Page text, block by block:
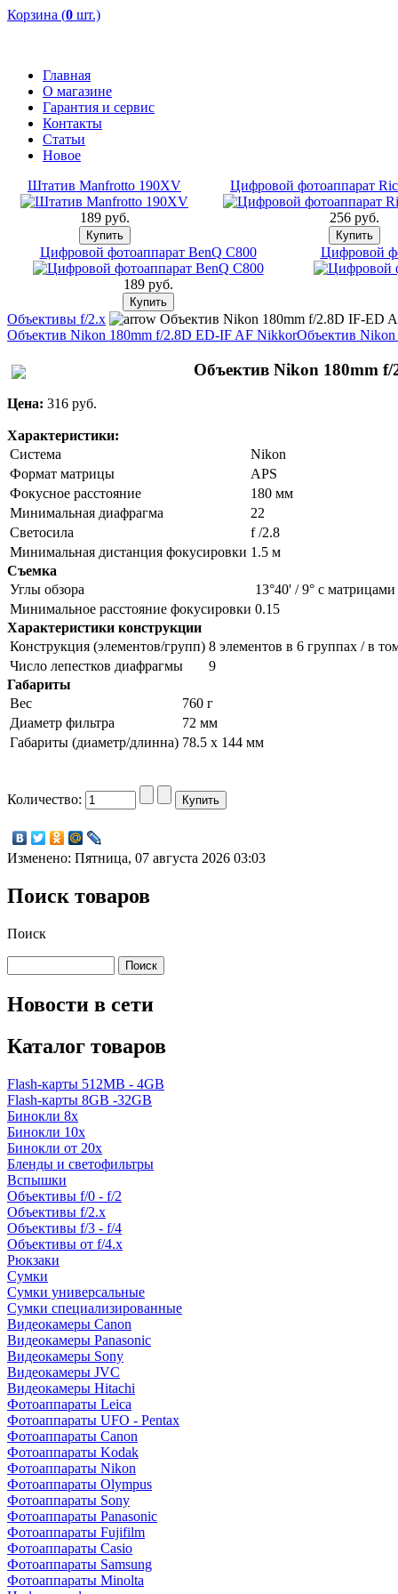
Корзина (0 шт.)
Главная
О магазине
Гарантия и сервис
Контакты
Статьи
Новое
Штатив Manfrotto 190XV
189 pуб.
Цифровой фотоаппарат
256 pуб.
Цифровой фотоаппарат BenQ C800
189 pуб.
Цифровой
Объективы f/2.x
Объектив Nikon 180mm f/2.8D IF-ED
Объектив Nikon 180mm f/2.8D ED-IF AF NikkorОбъектив
Объектив Nikon 180mm
Цена: 316 pуб.
Характеристики:
Система
Nikon
Формат матрицы
APS
Фокусное расстояние
180 мм
Минимальная диафрагма
22
Светосила
f /2.8
Минимальная дистанция фокусировки 1.5 м
Съемка
Углы обзора
13°40' / 9° с
Минимальное расстояние фокусировки 0.15
Характеристики конструкции
Конструкция (элементов/групп) 8 элементов в 6 группах / в
Число лепестков диафрагмы
9
Габариты
Вес
760 г
Диаметр фильтра
72 мм
Габариты (диаметр/длинна) 78.5 x 144 мм
Количество:
Изменено: Пятница, 07 августа 2026 03:03
Поиск товаров
Поиск
Новости в сети
Каталог товаров
Flash-карты 512MB - 4GB
Flash-карты 8GB -32GB
Бинокли 8x
Бинокли 10x
Бинокли от 20x
Бленды и светофильтры
Вспышки
Объективы f/0 - f/2
Объективы f/2.x
Объективы f/3 - f/4
Объективы от f/4.x
Рюкзаки
Сумки
Сумки универсальные
Сумки специализированные
Видеокамеры Canon
Видеокамеры Panasonic
Видеокамеры Sony
Видеокамеры JVC
Видеокамеры Hitachi
Фотоаппараты Leica
Фотоаппараты UFO - Pentax
Фотоаппараты Canon
Фотоаппараты Kodak
Фотоаппараты Nikon
Фотоаппараты Olympus
Фотоаппараты Sony
Фотоаппараты Panasonic
Фотоаппараты Fujifilm
Фотоаппараты Casio
Фотоаппараты Samsung
Фотоаппараты Minolta